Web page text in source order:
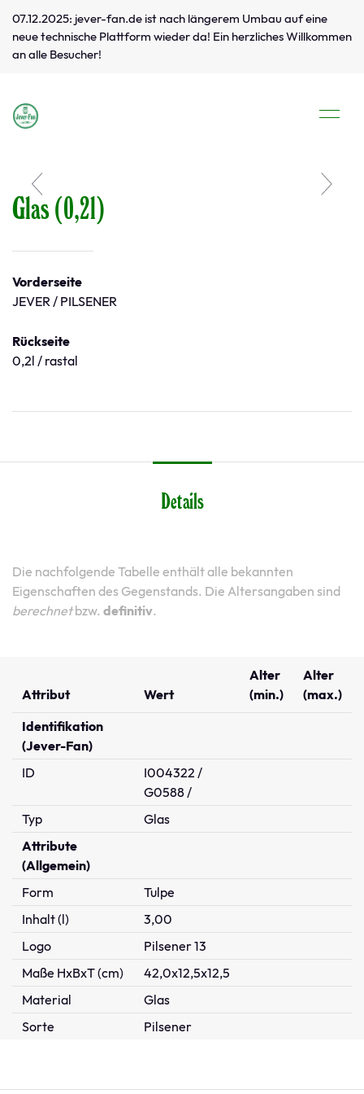
07.12.2025: jever-fan.de ist nach längerem Umbau auf eine
neue technische Plattform wieder da! Ein herzliches Willkommen
an alle Besucher!
Glas (0,2l)
Vorderseite
JEVER / PILSENER
Rückseite
0,2l / rastal
Details
Die nachfolgende Tabelle enthält alle bekannten
Eigenschaften des Gegenstands. Die Altersangaben sind
berechnetbzw. definitiv.
Attribut Wert
Alter
(min.)
Alter
(max.)
Identifikation
(Jever-Fan)
ID
I004322 /
G0588 /
Typ
Glas
Attribute
(Allgemein)
Form
Tulpe
Inhalt (l)
3,00
Logo
Pilsener 13
Maße HxBxT (cm)
42,0x12,5x12,5
Material
Glas
Sorte
Pilsener